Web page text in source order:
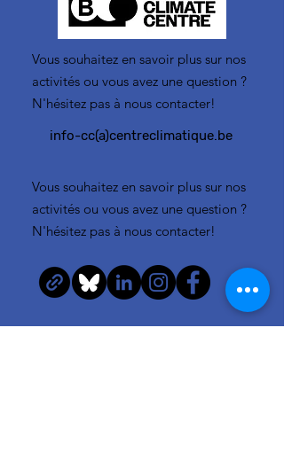
Vous souhaitez en savoir plus sur nos
activités ou vous avez une question ?
N'hésitez pas à nous contacter!
info-cc(a)centreclimatique.be
Vous souhaitez en savoir plus sur nos
activités ou vous avez une question ?
N'hésitez pas à nous contacter!